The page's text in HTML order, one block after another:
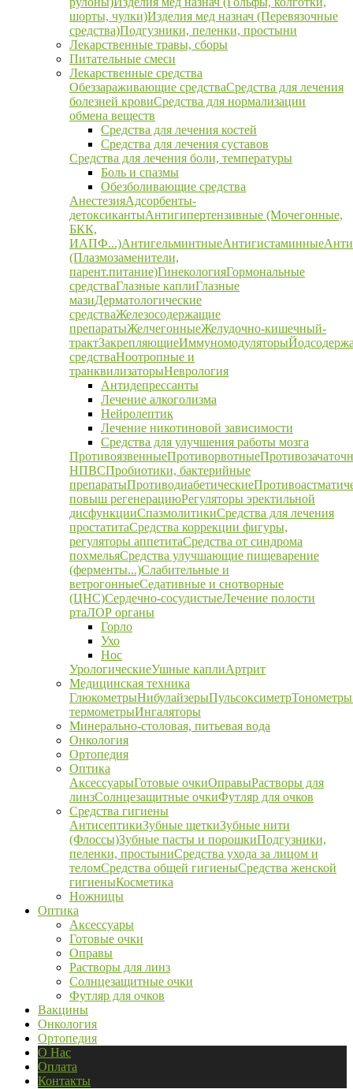
шорты, чулки)Изделия мед назнач (Перевязочные
средства)Подгузники, пеленки, простыни
Лекарственные травы, сборы
Питательные смеси
Лекарственные средства
Обеззараживающие средстваСредства для лечения
болезней кровиСредства для нормализации
обмена веществ
Средства для лечения костей
Средства для лечения суставов
Средства для лечения боли, температуры
Боль и спазмы
Обезболивающие средства
АнестезияАдсорбенты-
детоксикантыАнтигипертензивные (Мочегонные,
БКК,
ИАПФ...)АнтигельминтныеАнтигистаминные
(Плазмозаменители,
парент.питание)ГинекологияГормональные
средстваГлазные каплиГлазные
мазиДерматологические
средстваЖелезосодержащие
препаратыЖелчегонныеЖелудочно-кишечный-
трактЗакрепляющиеИммуномодуляторы
средстваНоотропные и
транквилизаторыНеврология
Антидепрессанты
Лечение алкоголизма
Нейролептик
Лечение никотиновой зависимости
Средства для улучшения работы мозга
ПротивоязвенныеПротиворвотные
НПВСПробиотики, бактерийные
препаратыПротиводиабетические
повыш регенерациюРегуляторы эректильной
дисфункцииСпазмолитикиСредства для лечения
простатитаСредства коррекции фигуры,
регуляторы аппетитаСредства от синдрома
похмельяСредства улучшающие пищеварение
(ферменты...)Слабительные и
ветрогонныеСедативные и снотворные
(ЦНС)Сердечно-сосудистыеЛечение полости
ртаЛОР органы
Горло
Ухо
Нос
УрологическиеУшные каплиАртрит
Медицинская техника
ГлюкометрыНибулайзерыПульсоксиметрТонометры
термометрыИнгаляторы
Минерально-столовая, питьевая вода
Онкология
Ортопедия
Оптика
АксессуарыГотовые очкиОправыРастворы для
линзСолнцезащитные очкиФутляр для очков
Средства гигиены
АнтисептикиЗубные щеткиЗубные нити
(Флоссы)Зубные пасты и порошкиПодгузники,
пеленки, простыниСредства ухода за лицом и
теломСредства общей гигиеныСредства женской
гигиеныКосметика
Ножницы
Оптика
Аксессуары
Готовые очки
Оправы
Растворы для линз
Солнцезащитные очки
Футляр для очков
Вакцины
Онкология
Ортопедия
О Нас
Оплата
Контакты